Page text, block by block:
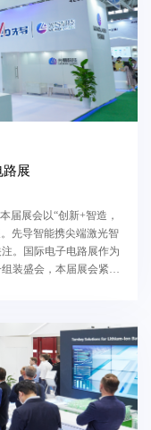
路展
届展会以“创新+智造，
先导智能携尖端激光智
。国际电子电路展作为
装盛会，本届展会紧跟